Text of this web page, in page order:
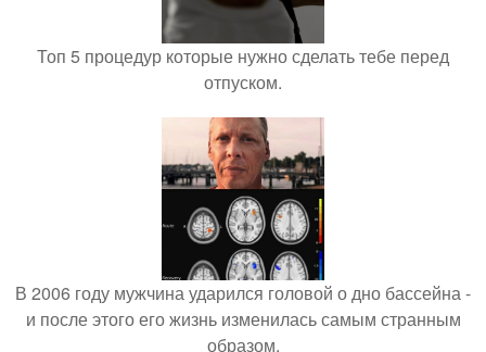
Топ 5 процедур которые нужно сделать тебе перед
отпуском.
В 2006 году мужчина ударился головой о дно бассейна -
и после этого его жизнь изменилась самым странным
образом.